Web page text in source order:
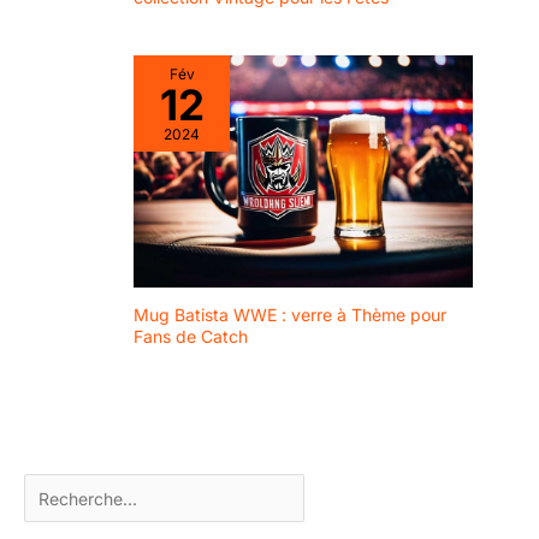
épais : le fond des
flacons pulvérisateurs
de coiffeur est fabriqué
en matériau épais,
antidérapant et ferme,
de sorte que le
pulvérisateur vide ne se
renverse pas
facilement, pratique
pour votre utilisation.
Large application : les
flacons pulvérisateurs
de la maison, la
Fév
12
2024
Mug Batista WWE : verre à Thème pour
Fans de Catch